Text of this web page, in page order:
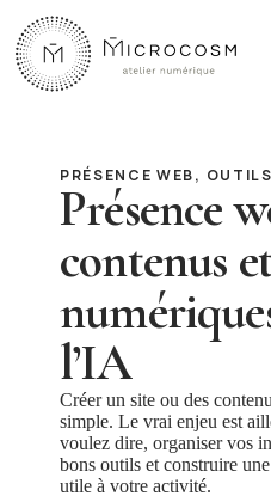
contenu
PRÉSENCE WEB,
Présence
contenus
l’IA
Créer un site ou des
simple. Le vrai enjeu est
voulez dire, organiser vos
bons outils et construire
utile à votre activité.